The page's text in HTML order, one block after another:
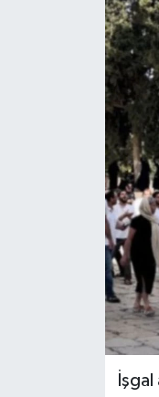
İlim & İrfan
Kültür &
Sağlık &